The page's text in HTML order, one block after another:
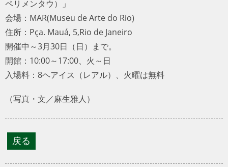
会場：MAR(Museu de Arte do Rio)
住所：Pça. Mauá, 5,Rio de Janeiro
開催中～3月30日（日）まで。
開館：10:00～17:00、火～日
入場料：8ヘアイス（レアル）、火曜は無料